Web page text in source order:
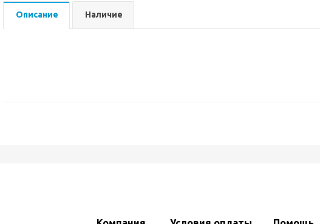
Описание Наличие